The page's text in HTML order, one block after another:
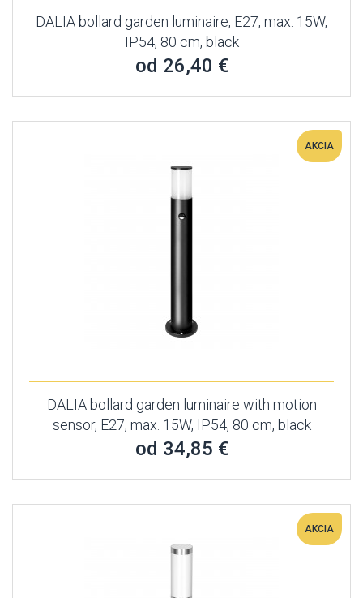
DALIA bollard garden luminaire, E27, max. 15W,
IP54, 80 cm, black
od 26,40 €
AKCIA
DALIA bollard garden luminaire with motion
sensor, E27, max. 15W, IP54, 80 cm, black
od 34,85 €
AKCIA